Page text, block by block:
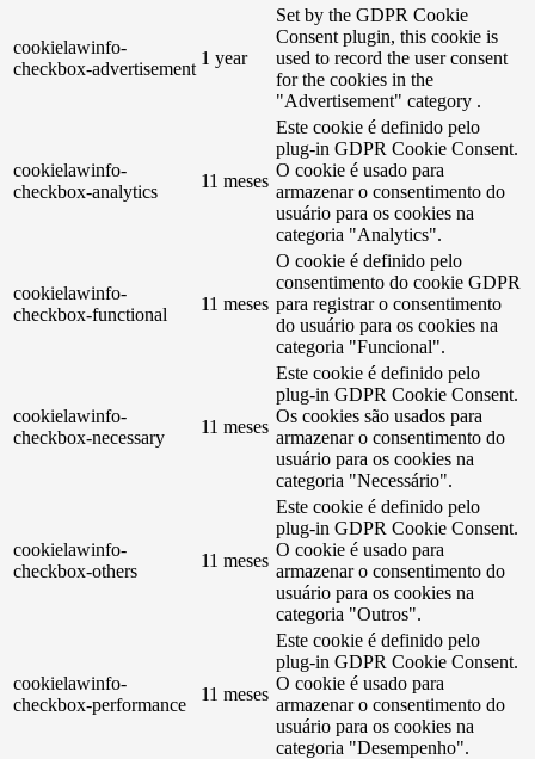
cookielawinfo-
checkbox-advertisement
1 year
Set by the GDPR Cookie
Consent plugin, this cookie is
used to record the user consent
for the cookies in the
"Advertisement" category .
cookielawinfo-
checkbox-analytics
11 meses
Este cookie é definido pelo
plug-in GDPR Cookie Consent.
O cookie é usado para
armazenar o consentimento do
usuário para os cookies na
categoria "Analytics".
cookielawinfo-
checkbox-functional
11 meses
O cookie é definido pelo
consentimento do cookie GDPR
para registrar o consentimento
do usuário para os cookies na
categoria "Funcional".
cookielawinfo-
checkbox-necessary
11 meses
Este cookie é definido pelo
plug-in GDPR Cookie Consent.
Os cookies são usados ​​para
armazenar o consentimento do
usuário para os cookies na
categoria "Necessário".
cookielawinfo-
checkbox-others
11 meses
Este cookie é definido pelo
plug-in GDPR Cookie Consent.
O cookie é usado para
armazenar o consentimento do
usuário para os cookies na
categoria "Outros".
cookielawinfo-
checkbox-performance
11 meses
Este cookie é definido pelo
plug-in GDPR Cookie Consent.
O cookie é usado para
armazenar o consentimento do
usuário para os cookies na
categoria "Desempenho".